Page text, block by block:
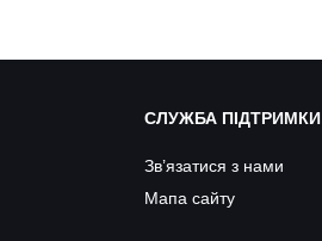
СЛУЖБА ПІДТРИМКИ
Зв’язатися з нами
Мапа сайту